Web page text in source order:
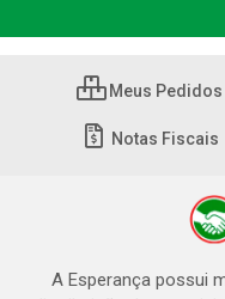
Meus Pedidos
Notas Fiscais
A Esperança possui